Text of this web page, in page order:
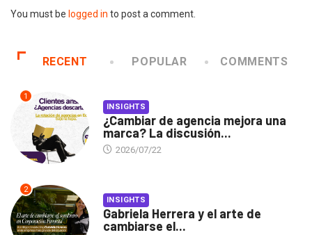
You must be logged in to post a comment.
RECENT POPULAR COMMENTS
1
INSIGHTS
¿Cambiar de agencia mejora una
marca? La discusión...
2026/07/22
2
INSIGHTS
Gabriela Herrera y el arte de
cambiarse el...